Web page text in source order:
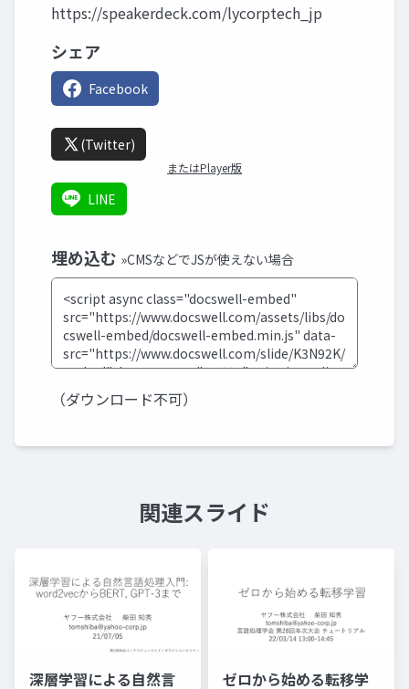
https://speakerdeck.com/lycorptech_jp
シェア
Facebook
(Twitter)
またはPlayer版
LINE
埋め込む »CMSなどでJSが使えない場合
（ダウンロード不可）
関連スライド
深層学習による自然言
ゼロから始める転移学